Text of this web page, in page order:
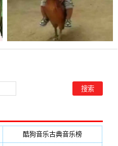
酷狗音乐古典音乐榜